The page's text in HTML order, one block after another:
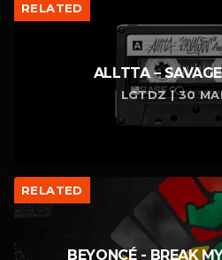
RELATED
ALLTTA –
LGTDZ | 30
RELATED
BEYONCÉ​ -​ BREAK